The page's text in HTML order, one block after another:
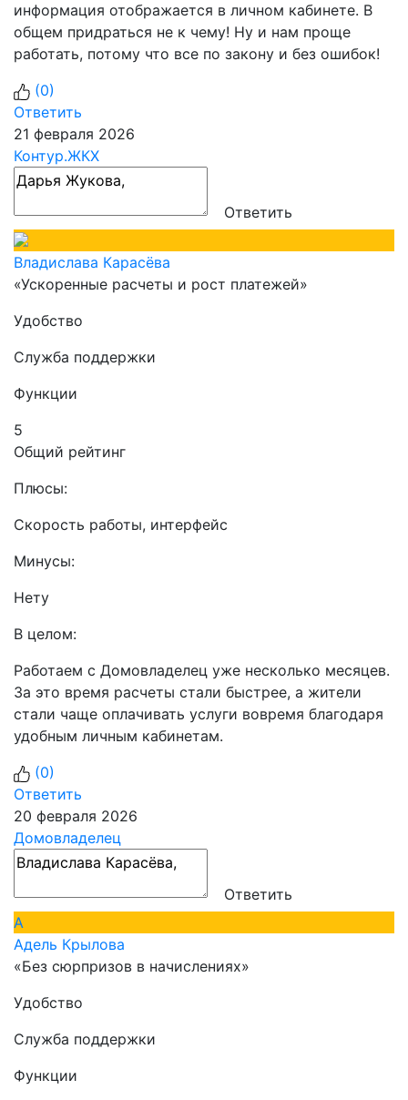
информация отображается в личном кабинете. В
общем придраться не к чему! Ну и нам проще
работать, потому что все по закону и без ошибок!
(0)
Ответить
21 февраля 2026
Контур.ЖКХ
Ответить
Владислава Карасёва
«Ускоренные расчеты и рост платежей»
Удобство
Служба поддержки
Функции
5
Общий рейтинг
Плюсы:
Скорость работы, интерфейс
Минусы:
Нету
В целом:
Работаем с Домовладелец уже несколько месяцев.
За это время расчеты стали быстрее, а жители
стали чаще оплачивать услуги вовремя благодаря
удобным личным кабинетам.
(0)
Ответить
20 февраля 2026
Домовладелец
Ответить
А
Адель Крылова
«Без сюрпризов в начислениях»
Удобство
Служба поддержки
Функции